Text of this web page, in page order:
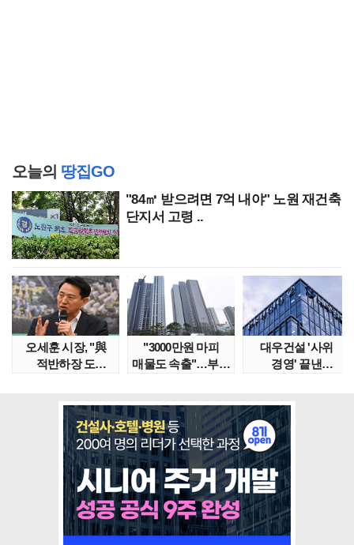
오늘의 땅집GO
"84㎡ 받으려면 7억 내야" 노원 재건축
단지서 고령 ..
오세훈 시장, "與
적반하장 도
"3000만원 마피
매물도 속출"…부산
대우건설 '사위
경영' 끝낸